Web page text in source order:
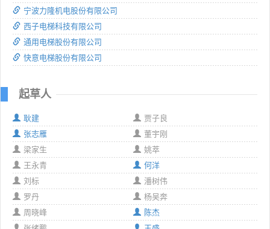
宁波力隆机电股份有限公司
西子电梯科技有限公司
通用电梯股份有限公司
快意电梯股份有限公司
起草人
耿建
贾子良
张志雁
董宇刚
梁家生
姚萃
王永青
何洋
刘标
潘树伟
罗丹
杨吴奔
周晓峰
陈杰